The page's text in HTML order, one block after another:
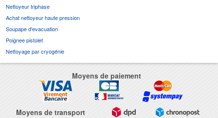
Nettoyeur triphase
Achat nettoyeur haute pression
Soupape d'evacuation
Poignee pistolet
Nettoyage par cryogénie
Moyens de paiement
Moyens de transport